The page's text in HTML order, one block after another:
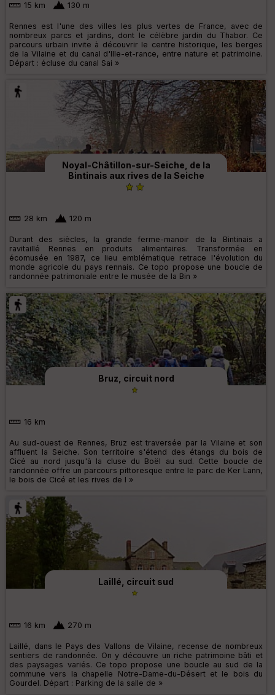
15 km 130 m
Rennes est l'une des villes les plus vertes de France, avec de
nombreux parcs et jardins, dont le célèbre jardin du Thabor. Ce
parcours urbain invite à découvrir le centre historique, les berges
de la Vilaine et du canal d'Ille-et-rance, entre nature et patrimoine.
Départ : écluse du canal Sai »
Noyal-Châtillon-sur-Seiche, de la
Bintinais aux rives de la Seiche
28 km 120 m
Durant des siècles, la grande ferme-manoir de la Bintinais a
ravitaillé Rennes en produits alimentaires. Transformée en
écomusée en 1987, ce lieu emblématique retrace l'évolution du
monde agricole du pays rennais. Ce topo propose une boucle de
randonnée patrimoniale entre le musée de la Bin »
Bruz, circuit nord
16 km
Au sud-ouest de Rennes, Bruz est traversée par la Vilaine et son
affluent la Seiche. Son territoire s'étend des étangs du bois de
Cicé au nord jusqu'à la cluse du Boël au sud. Cette boucle de
randonnée offre un parcours pittoresque entre le parc de Ker Lann,
le bois de Cicé et les rives de l »
Laillé, circuit sud
16 km 270 m
Laillé, dans le Pays des Vallons de Vilaine, recense de nombreux
sentiers de randonnée. On y découvre un riche patrimoine bâti et
des paysages variés. Ce topo propose une boucle au sud de la
commune vers la chapelle Notre-Dame-du-Désert et le bois du
Gourdel. Départ : Parking de la salle de »